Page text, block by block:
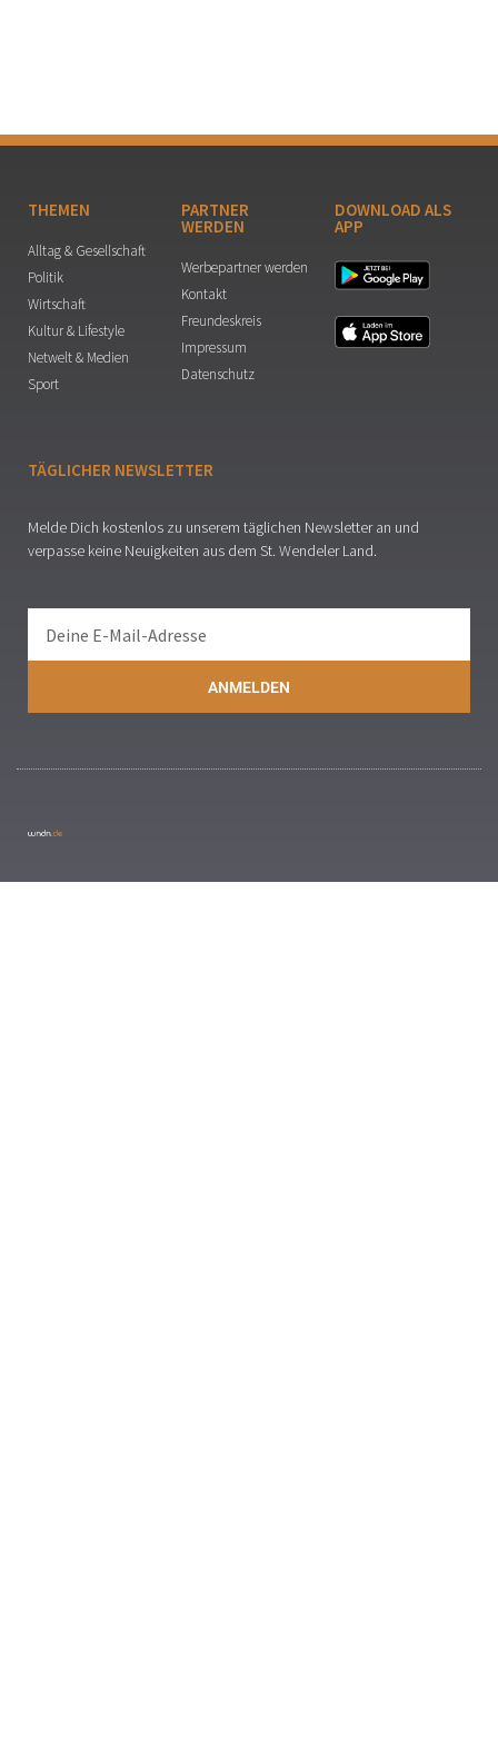
THEMEN
Alltag & Gesellschaft
Politik
Wirtschaft
Kultur & Lifestyle
Netwelt & Medien
Sport
PARTNER
WERDEN
Werbepartner werden
Kontakt
Freundeskreis
Impressum
Datenschutz
DOWNLOAD ALS
APP
TÄGLICHER NEWSLETTER
Melde Dich kostenlos zu unserem täglichen Newsletter an und
verpasse keine Neuigkeiten aus dem St. Wendeler Land.
ANMELDEN